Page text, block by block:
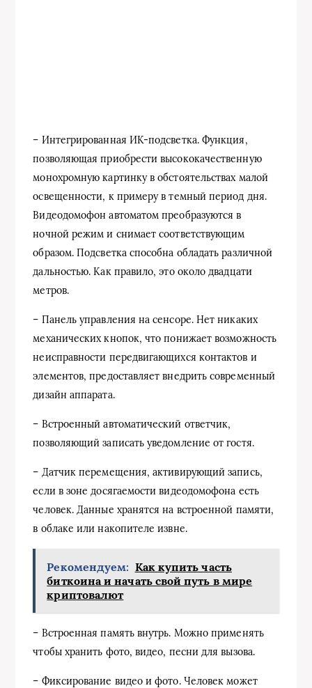
– Интегрированная ИК-подсветка. Функция,
позволяющая приобрести высококачественную
монохромную картинку в обстоятельствах малой
освещенности, к примеру в темный период дня.
Видеодомофон автоматом преобразуются в
ночной режим и снимает соответствующим
образом. Подсветка способна обладать различной
дальностью. Как правило, это около двадцати
метров.
– Панель управления на сенсоре. Нет никаких
механических кнопок, что понижает возможность
неисправности передвигающихся контактов и
элементов, предоставляет внедрить современный
дизайн аппарата.
– Встроенный автоматический ответчик,
позволяющий записать уведомление от гостя.
– Датчик перемещения, активирующий запись,
если в зоне досягаемости видеодомофона есть
человек. Данные хранятся на встроенной памяти,
в облаке или накопителе извне.
Рекомендуем: Как купить часть
биткоина и начать свой путь в мире
криптовалют
– Встроенная память внутрь. Можно применять
чтобы хранить фото, видео, песни для вызова.
– Фиксирование видео и фото. Человек может